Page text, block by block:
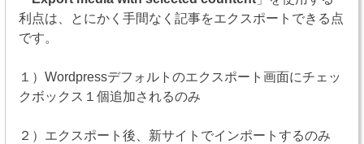
利点は、とにかく手間なく記事をエクスポートできる点
です。
１）Wordpressデフォルトのエクスポート画面にチェッ
クボックス１個追加されるのみ
２）エクスポート後、新サイトでインポートするのみ